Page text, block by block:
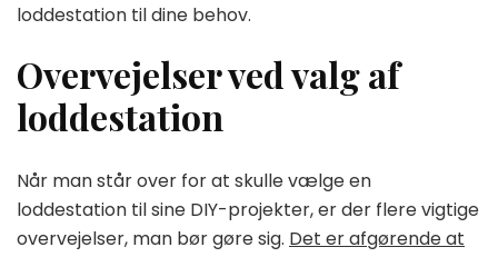
loddestation til dine behov.
Overvejelser ved valg af
loddestation
Når man står over for at skulle vælge en
loddestation til sine DIY-projekter, er der flere vigtige
overvejelser, man bør gøre sig. Det er afgørende at